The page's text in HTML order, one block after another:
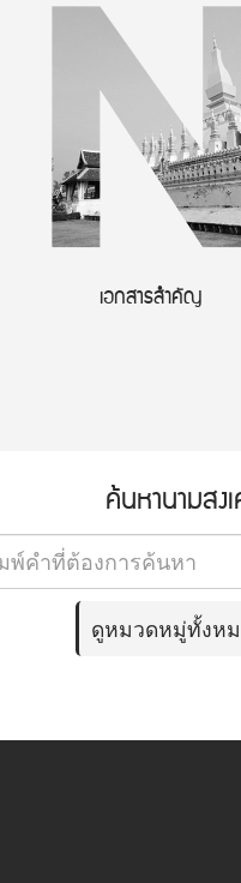
เอกสารสำคัญ
ค้นหานามสง
ดูหมวดหมู่ทั้งห